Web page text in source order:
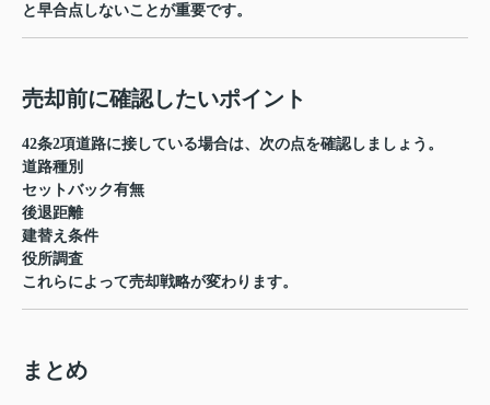
と早合点しないことが重要です。
売却前に確認したいポイント
42条2項道路に接している場合は、次の点を確認しましょう。
道路種別
セットバック有無
後退距離
建替え条件
役所調査
これらによって売却戦略が変わります。
まとめ